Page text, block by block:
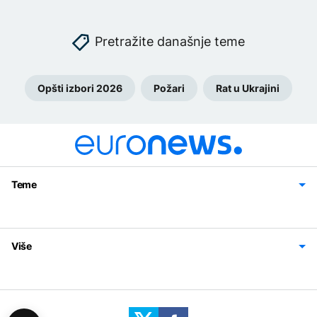
Pretražite današnje teme
Opšti izbori 2026 Požari Rat u Ukrajini
Teme
Svijet
Sport
Magazin
Više
Politika privatnosti
Uslovi korišćenja